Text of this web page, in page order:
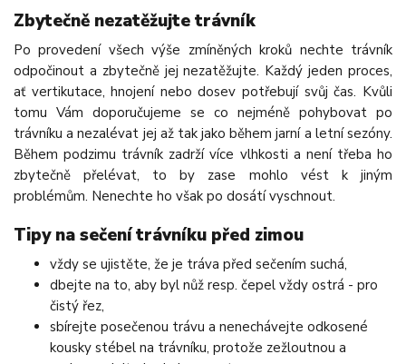
Zbytečně nezatěžujte trávník
Po provedení všech výše zmíněných kroků nechte trávník
odpočinout a zbytečně jej nezatěžujte. Každý jeden proces,
ať vertikutace, hnojení nebo dosev potřebují svůj čas. Kvůli
tomu Vám doporučujeme se co nejméně pohybovat po
trávníku a nezalévat jej až tak jako během jarní a letní sezóny.
Během podzimu trávník zadrží více vlhkosti a není třeba ho
zbytečně přelévat, to by zase mohlo vést k jiným
problémům. Nenechte ho však po dosátí vyschnout.
Tipy na sečení trávníku před zimou
vždy se ujistěte, že je tráva před sečením suchá,
dbejte na to, aby byl nůž resp. čepel vždy ostrá - pro
čistý řez,
sbírejte posečenou trávu a nenechávejte odkosené
kousky stébel na trávníku, protože zežloutnou a